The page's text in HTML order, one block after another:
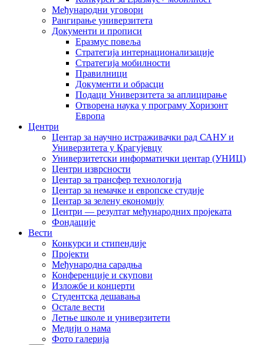
Међународни уговори
Рангирање универзитета
Документи и прописи
Еразмус повеља
Стратегија интернационализације
Стратегија мобилности
Правилници
Документи и обрасци
Подаци Универзитета за аплицирање
Отворена наука у програму Хоризонт
Европа
Центри
Центар за научно истраживачки рад САНУ и
Универзитета у Крагујевцу
Универзитетски информатички центар (УНИЦ)
Центри изврсности
Центар за трансфер технологија
Центар за немачке и европске студије
Центар за зелену економију
Центри — резултат међународних пројеката
Фондације
Вести
Конкурси и стипендије
Пројекти
Међународна сарадња
Конференције и скупови
Изложбе и концерти
Студентска дешавања
Остале вести
Летње школе и универзитети
Медији о нама
Фото галерија